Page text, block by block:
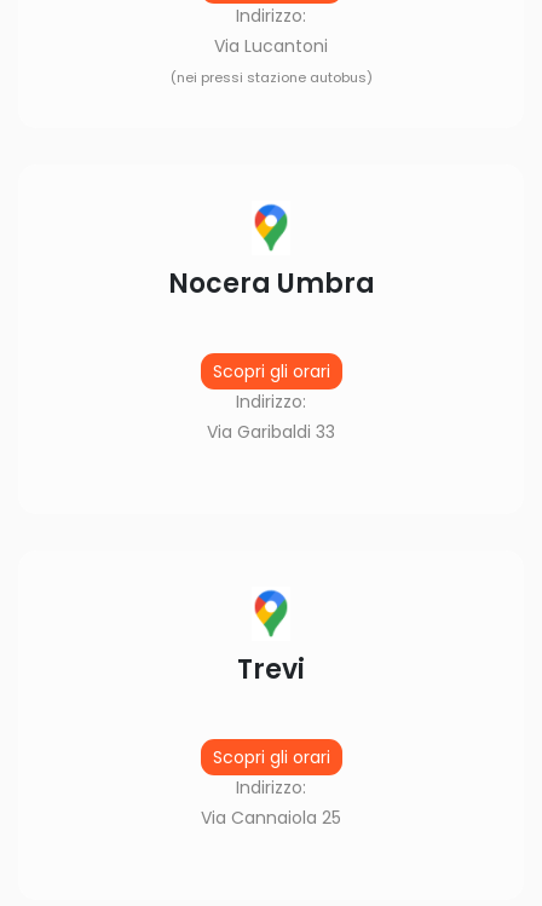
Indirizzo:
Via Lucantoni
(nei pressi stazione autobus)
Nocera Umbra
Scopri gli orari
Indirizzo:
Via Garibaldi 33
Trevi
Scopri gli orari
Indirizzo:
Via Cannaiola 25